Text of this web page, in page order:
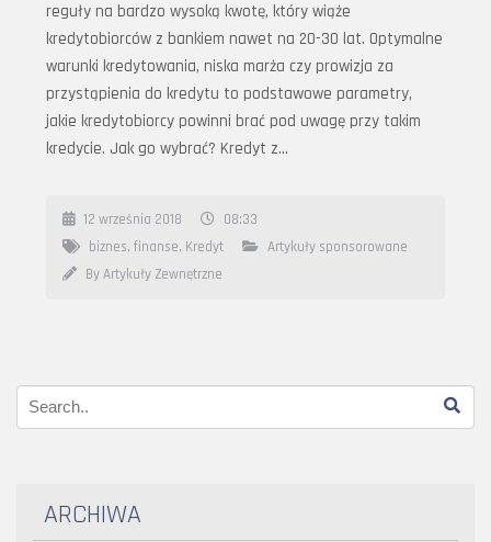
reguły na bardzo wysoką kwotę, który wiąże
kredytobiorców z bankiem nawet na 20-30 lat. Optymalne
warunki kredytowania, niska marża czy prowizja za
przystąpienia do kredytu to podstawowe parametry,
jakie kredytobiorcy powinni brać pod uwagę przy takim
kredycie. Jak go wybrać? Kredyt z…
12 września 2018
08:33
biznes, finanse, Kredyt
Artykuły sponsorowane
By Artykuły Zewnętrzne
ARCHIWA